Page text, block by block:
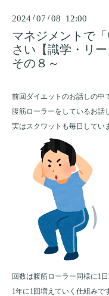
2024 /07 /08 12:00
マネジメントで
さい【識学・リ
その８～
前回ダイエットのお話しの中
腹筋ローラーをしているお話
実はスクワットも毎日してい
回数は腹筋ローラー同様に1
1年に1回増えていく仕組みで